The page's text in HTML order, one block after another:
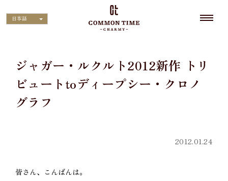
日本語
ジャガー・ルクルト2012新作 トリ
ビュートtoディープシー・クロノ
グラフ
2012.01.24
皆さん、こんばんは。